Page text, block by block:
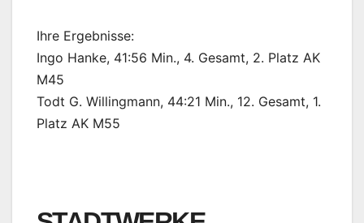
Ihre Ergebnisse:
Ingo Hanke, 41:56 Min., 4. Gesamt, 2. Platz AK
M45
Todt G. Willingmann, 44:21 Min., 12. Gesamt, 1.
Platz AK M55